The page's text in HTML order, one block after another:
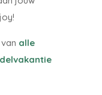
alle